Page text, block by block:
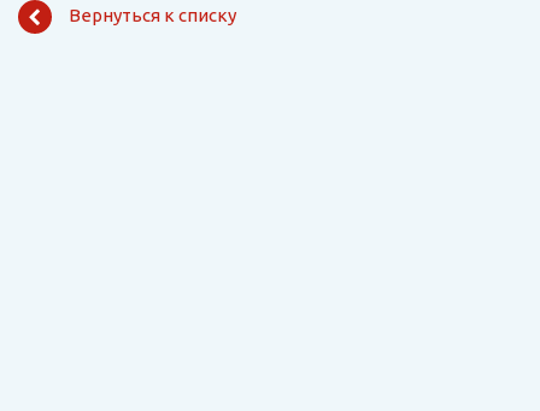
Вернуться к списку